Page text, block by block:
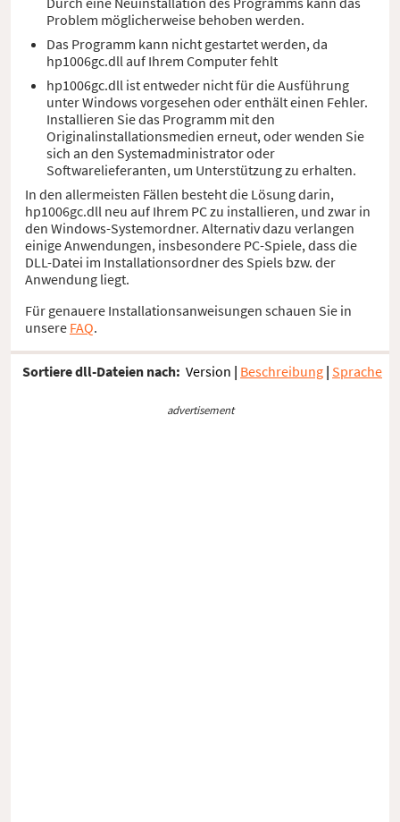
Problem möglicherweise behoben werden.
Das Programm kann nicht gestartet werden, da
hp1006gc.dll auf Ihrem Computer fehlt
hp1006gc.dll ist entweder nicht für die Ausführung
unter Windows vorgesehen oder enthält einen Fehler.
Installieren Sie das Programm mit den
Originalinstallationsmedien erneut, oder wenden Sie
sich an den Systemadministrator oder
Softwarelieferanten, um Unterstützung zu erhalten.
In den allermeisten Fällen besteht die Lösung darin,
hp1006gc.dll neu auf Ihrem PC zu installieren, und zwar in
den Windows-Systemordner. Alternativ dazu verlangen
einige Anwendungen, insbesondere PC-Spiele, dass die
DLL-Datei im Installationsordner des Spiels bzw. der
Anwendung liegt.
Für genauere Installationsanweisungen schauen Sie in
unsere FAQ.
Sortiere dll-Dateien nach: Version | Beschreibung | Sprache
advertisement